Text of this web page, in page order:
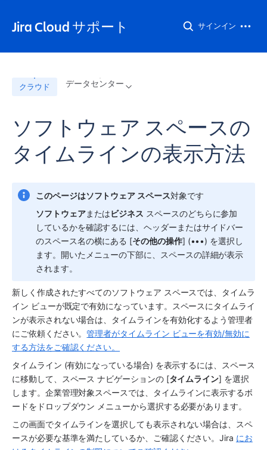
Jira Cloud サポート サインイン
クラウド データセンター
ソフトウェア スペースの
タイムラインの表示方法
このページはソフトウェア スペース対象です
ソフトウェアまたはビジネス スペースのどちらに参加
しているかを確認するには、ヘッダーまたはサイドバー
のスペース名の横にある [その他の操作] (•••) を選択し
ます。開いたメニューの下部に、
スペースの詳細が表示
されます。
新しく作成されたすべてのソフトウェア スペースでは、
タイムラ
イン ビューが既定で有効になっています。 スペースに タイムライ
ンが表示されない場合は、タイムラインを有効化するよう管理者
にご依頼ください。管理者がタイムライン ビューを有効/無効に
する方法をご確認ください。
タイムライン (有効になっている場合) を表示するには、
スペース
に移動して、
スペース ナビゲーションの [タイムライン] を選択
します。 企業管理対象 スペースでは、 タイムラインに表示するボ
ードをドロップダウン メニューから選択する必要があります。
この画面でタイムラインを選択しても表示されない場合は、 スペ
ースが必要な基準を満たしているか、ご確認ください。Jira にお